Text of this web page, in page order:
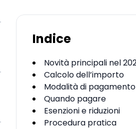
Indice
Novità principali nel
Calcolo dell’importo
Modalità di
Quando pagare
Esenzioni e riduzioni
Procedura pratica